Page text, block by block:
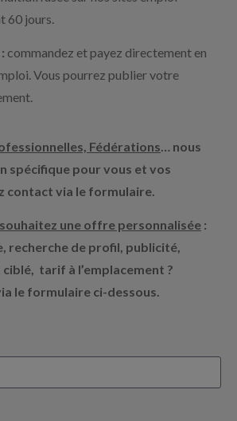
60 jours.
commandez et payez directement en
Vous pourrez publier votre
Fédérations… nous
spécifique pour vous et vos
contact via le formulaire.
une offre personnalisée :
recherche de profil, publicité,
tarif à l’emplacement ?
le formulaire ci-dessous.